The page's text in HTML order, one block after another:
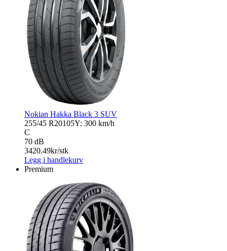
Nokian Hakka Black 3 SUV
255/45 R20105Y: 300 km/h
C
70 dB
3420.49kr/stk
Legg i handlekurv
Premium